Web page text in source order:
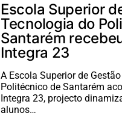
Escola Superior
Tecnologia do
Santarém
Integra 23
A Escola Superior de
Politécnico de Santarém
Integra 23, projecto
alunos…